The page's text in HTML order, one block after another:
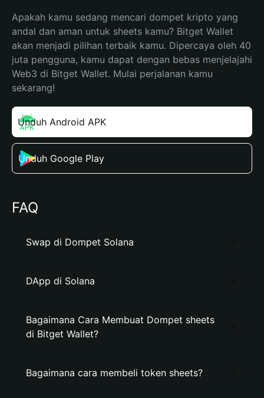
Apakah kamu sedang mencari dompet kripto yang
andal dan aman untuk sheets kamu? Bitget Wallet
akan menjadi pilihan terbaik kamu. Dipercaya oleh 40
juta pengguna, kamu dapat dengan bebas menjelajahi
Web3 di Bitget Wallet. Mulai perjalanan kamu
sekarang!
Unduh Android APK
Unduh Google Play
FAQ
Swap di Dompet Solana
DApp di Solana
Bagaimana Cara Membuat Dompet sheets
di Bitget Wallet?
Bagaimana cara membeli token sheets?